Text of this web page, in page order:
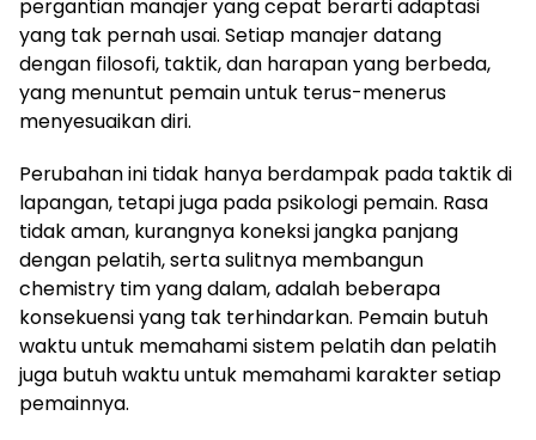
pergantian manajer yang cepat berarti adaptasi
yang tak pernah usai. Setiap manajer datang
dengan filosofi, taktik, dan harapan yang berbeda,
yang menuntut pemain untuk terus-menerus
menyesuaikan diri.
Perubahan ini tidak hanya berdampak pada taktik di
lapangan, tetapi juga pada psikologi pemain. Rasa
tidak aman, kurangnya koneksi jangka panjang
dengan pelatih, serta sulitnya membangun
chemistry tim yang dalam, adalah beberapa
konsekuensi yang tak terhindarkan. Pemain butuh
waktu untuk memahami sistem pelatih dan pelatih
juga butuh waktu untuk memahami karakter setiap
pemainnya.